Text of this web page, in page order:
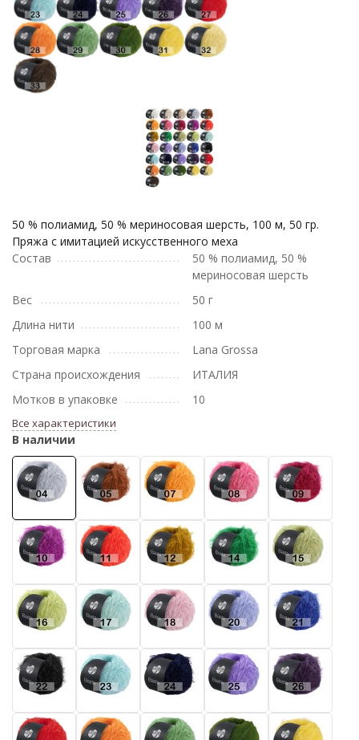
50 % полиамид, 50 % мериносовая шерсть, 100 м, 50 гр.
Пряжа с имитацией искусственного меха
Состав
50 % полиамид, 50 %
мериносовая шерсть
Вес
50 г
Длина нити
100 м
Торговая марка
Lana Grossa
Страна происхождения
ИТАЛИЯ
Мотков в упаковке
10
Все характеристики
В наличии